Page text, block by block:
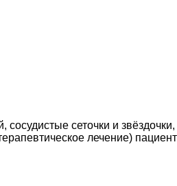
сеточки и
лечение)